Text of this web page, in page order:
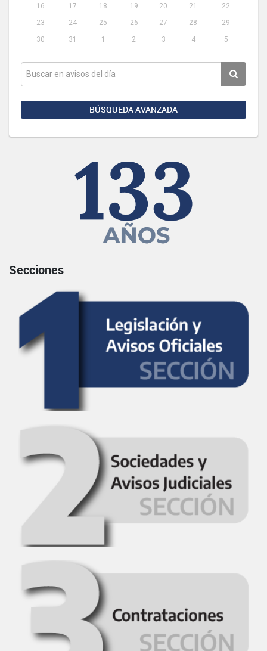
16
17 18 19 20 21
22
23
24 25 26 27 28
29
30
31 1 2 3 4 5
BÚSQUEDA AVANZADA
Secciones